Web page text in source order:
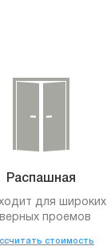
Распашная
для широких
проемов
стоимость